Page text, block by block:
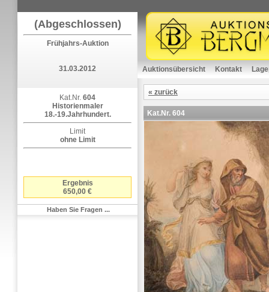
(Abgeschlossen)
Frühjahrs-Auktion
31.03.2012
Kat.Nr. 604
Historienmaler
18.-19.Jahrhundert.
Limit
ohne Limit
Ergebnis
650,00 €
Haben Sie Fragen ...
Auktionsübersicht Kontakt
« zurück
Kat.Nr. 604